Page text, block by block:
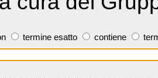
termine esatto contiene